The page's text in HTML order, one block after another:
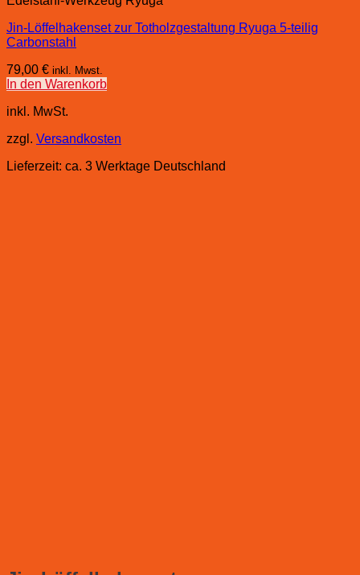
Jin-Löffelhakenset zur Totholzgestaltung Ryuga 5-teilig
Carbonstahl
79,00 € inkl. Mwst.
In den Warenkorb
inkl. MwSt.
zzgl. Versandkosten
Lieferzeit: ca. 3 Werktage Deutschland